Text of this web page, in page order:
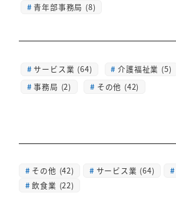
青年部事務局 (8)
サービス業 (64) 介護福祉業 (5)
事務局 (2)
その他 (42)
その他 (42) サービス業 (64)
飲食業 (22)